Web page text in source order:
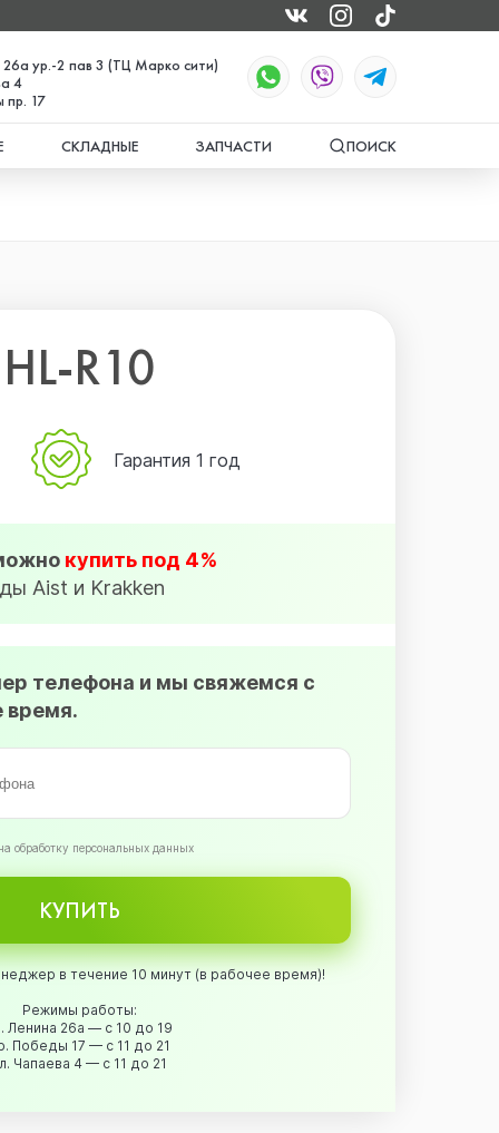
ур.-2 пав 3 (ТЦ Марко сити)
4
17
СКЛАДНЫЕ ЗАПЧАСТИ ПОИСК
R10
Гарантия 1 год
купить под 4%
Aist и Krakken
телефона и мы свяжемся с
время.
обработку персональных данных
КУПИТЬ
в течение 10 минут (в рабочее время)!
Режимы работы:
Ленина 26а — с 10 до 19
Победы 17 — с 11 до 21
Чапаева 4 — с 11 до 21